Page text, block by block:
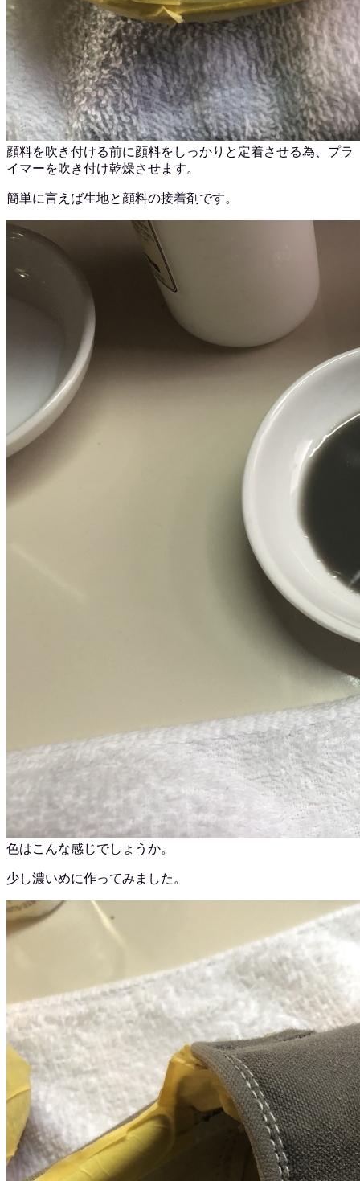
顔料を吹き付ける前に顔料をしっかりと定着させる為、プラ
イマーを吹き付け乾燥させます。
簡単に言えば生地と顔料の接着剤です。
色はこんな感じでしょうか。
少し濃いめに作ってみました。